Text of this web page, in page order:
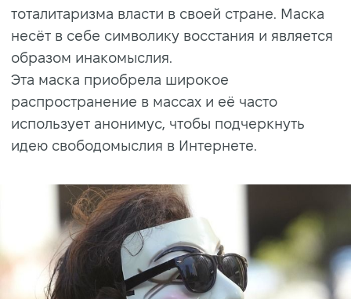
тоталитаризма власти в своей стране. Маска
несёт в себе символику восстания и является
образом инакомыслия.
Эта маска приобрела широкое
распространение в массах и её часто
использует анонимус, чтобы подчеркнуть
идею свободомыслия в Интернете.